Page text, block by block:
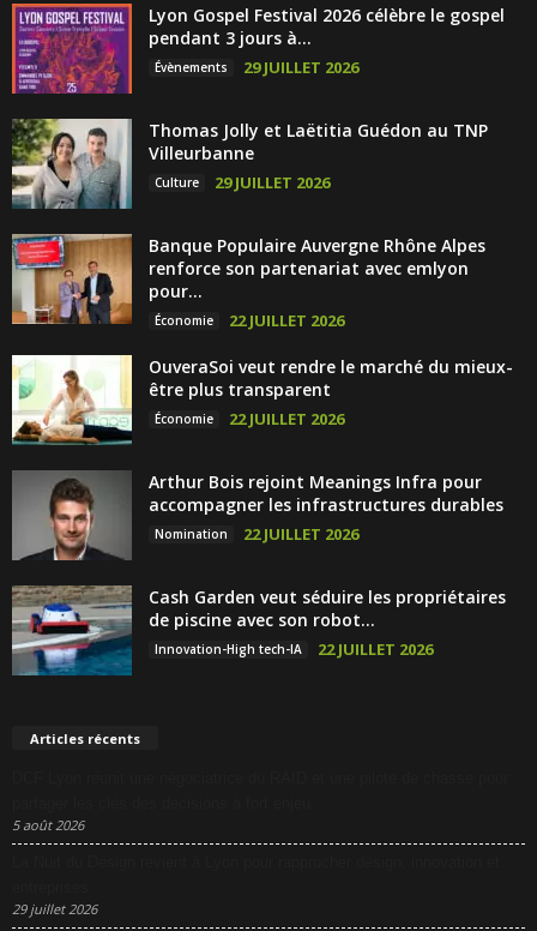
Lyon Gospel Festival 2026 célèbre le gospel
pendant 3 jours à...
Évènements 29 JUILLET 2026
Thomas Jolly et Laëtitia Guédon au TNP
Villeurbanne
Culture 29 JUILLET 2026
Banque Populaire Auvergne Rhône Alpes
renforce son partenariat avec emlyon
pour...
Économie 22 JUILLET 2026
OuveraSoi veut rendre le marché du mieux-
être plus transparent
Économie 22 JUILLET 2026
Arthur Bois rejoint Meanings Infra pour
accompagner les infrastructures durables
Nomination 22 JUILLET 2026
Cash Garden veut séduire les propriétaires
de piscine avec son robot...
Innovation-High tech-IA 22 JUILLET 2026
Articles récents
5 août 2026
29 juillet 2026